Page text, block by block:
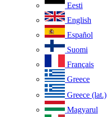
Eesti
English
Español
Suomi
Français
Greece
Greece (lat.)
Magyarul